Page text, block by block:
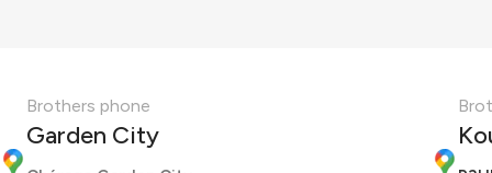
Brothers phone
Garden City